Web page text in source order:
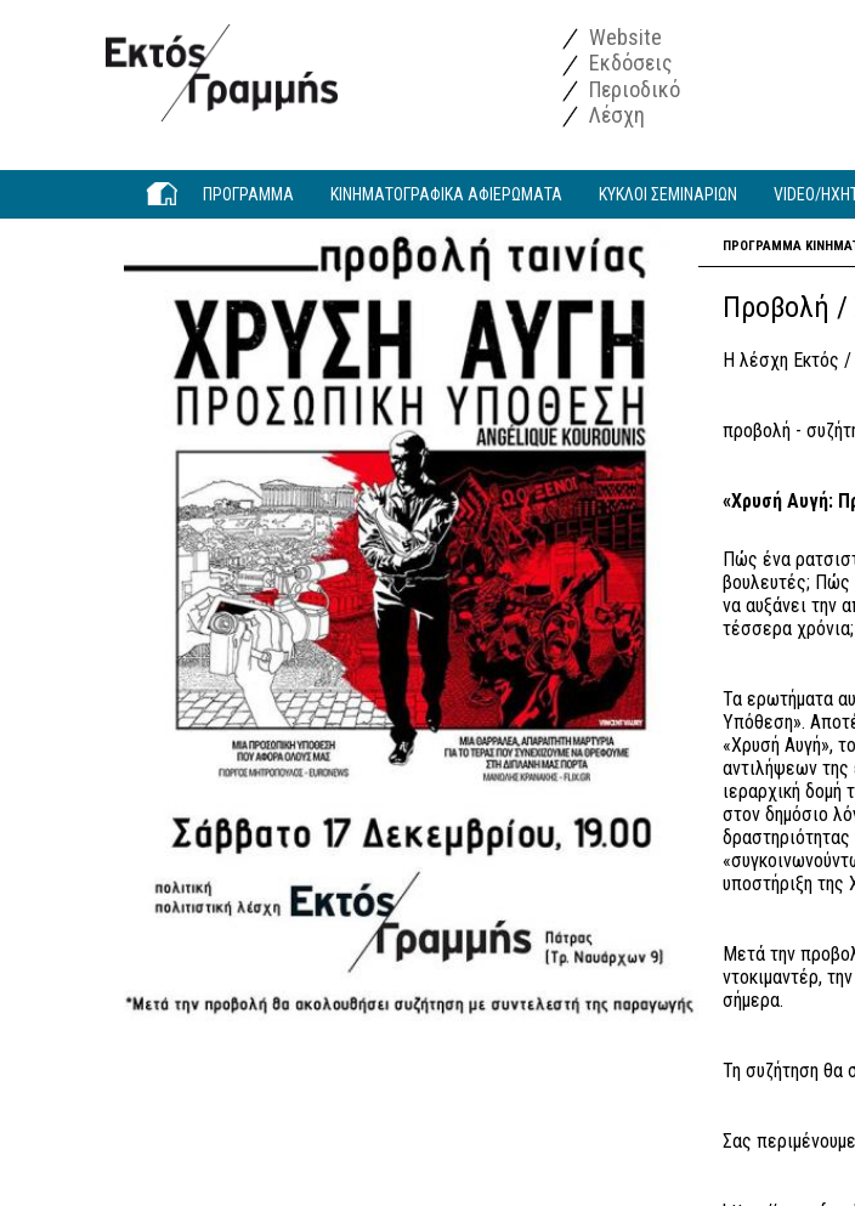
Website
Εκδόσεις
Περιοδικό
Λέσχη
ΠΡΟΓΡΑΜΜΑ ΚΙΝΗΜΑΤΟΓΡΑΦΙΚΑ ΑΦΙΕΡΩΜΑΤΑ ΚΥΚΛΟΙ ΣΕΜΙΝΑΡΙΩΝ VIDEO/
ΠΡΟΓΡΑΜΜΑ
Προβολή /
Η λέσχη Εκτός /
προβολή -
«Χρυσή Αυγή:
Πώς ένα
βουλευτές; Πώς
να αυξάνει την
τέσσερα χρόνια;
Τα ερωτήματα
Υπόθεση».
«Χρυσή Αυγή»,
αντιλήψεων της
ιεραρχική δομή
στον δημόσιο
υποστήριξη της
Μετά την
ντοκιμαντέρ,
σήμερα.
Τη συζήτηση θα
Σας